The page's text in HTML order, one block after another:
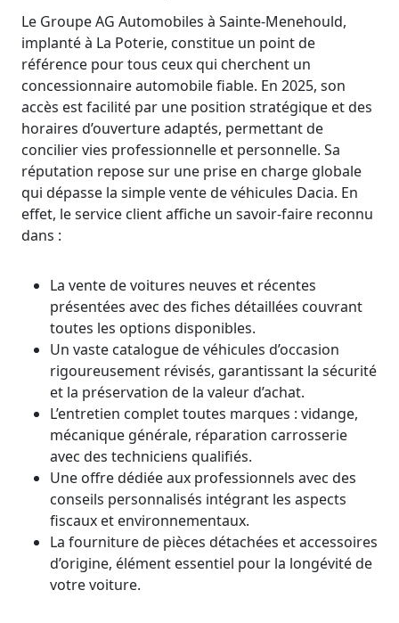
Le Groupe AG Automobiles à Sainte-Menehould,
implanté à La Poterie, constitue un point de
référence pour tous ceux qui cherchent un
concessionnaire automobile fiable. En 2025, son
accès est facilité par une position stratégique et des
horaires d’ouverture adaptés, permettant de
concilier vies professionnelle et personnelle. Sa
réputation repose sur une prise en charge globale
qui dépasse la simple vente de véhicules Dacia. En
effet, le service client affiche un savoir-faire reconnu
dans :
La vente de voitures neuves et récentes
présentées avec des fiches détaillées couvrant
toutes les options disponibles.
Un vaste catalogue de véhicules d’occasion
rigoureusement révisés, garantissant la sécurité
et la préservation de la valeur d’achat.
L’entretien complet toutes marques : vidange,
mécanique générale, réparation carrosserie
avec des techniciens qualifiés.
Une offre dédiée aux professionnels avec des
conseils personnalisés intégrant les aspects
fiscaux et environnementaux.
La fourniture de pièces détachées et accessoires
d’origine, élément essentiel pour la longévité de
votre voiture.